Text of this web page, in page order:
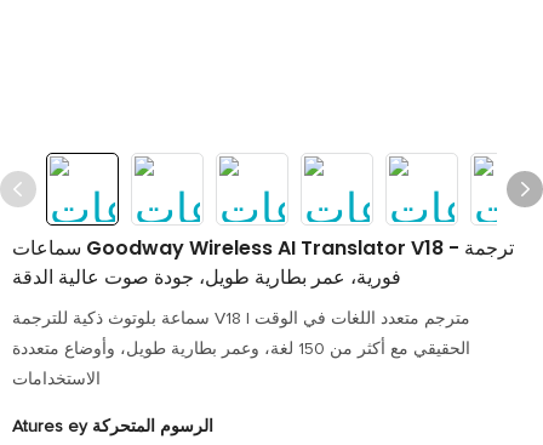
سماعات Goodway Wireless AI Translator V18 - ترجمة
فورية، عمر بطارية طويل، جودة صوت عالية الدقة
سماعة بلوتوث ذكية للترجمة V18 | مترجم متعدد اللغات في الوقت
الحقيقي مع أكثر من 150 لغة، وعمر بطارية طويل، وأوضاع متعددة
الاستخدامات
Atures ey الرسوم المتحركة